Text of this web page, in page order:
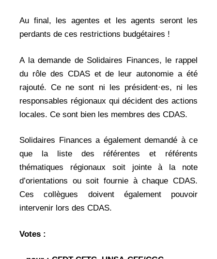
Au final, les agentes et les agents seront les
perdants de ces restrictions budgétaires !
A la demande de Solidaires Finances, le rappel
du rôle des CDAS et de leur autonomie a été
rajouté. Ce ne sont ni les président·es, ni les
responsables régionaux qui décident des actions
locales. Ce sont bien les membres des CDAS.
Solidaires Finances a également demandé à ce
que la liste des référentes et référents
thématiques régionaux soit jointe à la note
d’orientations ou soit fournie à chaque CDAS.
Ces collègues doivent également pouvoir
intervenir lors des CDAS.
Votes :